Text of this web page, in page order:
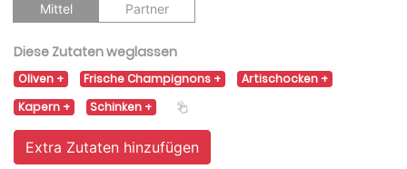
Mittel Partner
Diese Zutaten weglassen
Oliven Frische Champignons
Artischocken
Kapern
Schinken
Extra Zutaten hinzufügen